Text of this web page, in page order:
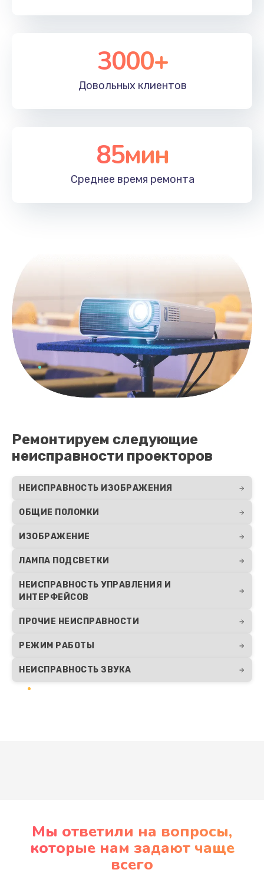
3000+
Довольных клиентов
85мин
Среднее время ремонта
Ремонтируем следующие
неисправности проекторов
НЕИСПРАВНОСТЬ ИЗОБРАЖЕНИЯ
ОБЩИЕ ПОЛОМКИ
ИЗОБРАЖЕНИЕ
ЛАМПА ПОДСВЕТКИ
НЕИСПРАВНОСТЬ УПРАВЛЕНИЯ И
ИНТЕРФЕЙСОВ
ПРОЧИЕ НЕИСПРАВНОСТИ
РЕЖИМ РАБОТЫ
НЕИСПРАВНОСТЬ ЗВУКА
Мы ответили на вопросы,
которые нам задают чаще
всего